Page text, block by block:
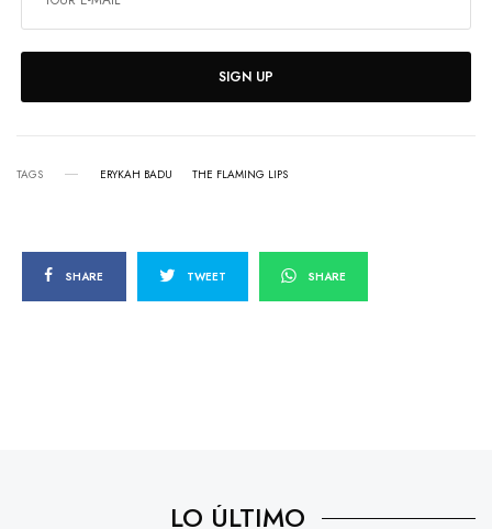
SIGN UP
TAGS ERYKAH BADU THE FLAMING LIPS
SHARE TWEET SHARE
LO ÚLTIMO